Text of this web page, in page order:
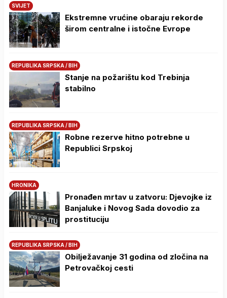
SVIJET
Ekstremne vrućine obaraju rekorde
širom centralne i istočne Evrope
REPUBLIKA SRPSKA / BIH
Stanje na požarištu kod Trebinja
stabilno
REPUBLIKA SRPSKA / BIH
Robne rezerve hitno potrebne u
Republici Srpskoj
HRONIKA
Pronađen mrtav u zatvoru: Djevojke iz
Banjaluke i Novog Sada dovodio za
prostituciju
REPUBLIKA SRPSKA / BIH
Obilježavanje 31 godina od zločina na
Petrovačkoj cesti